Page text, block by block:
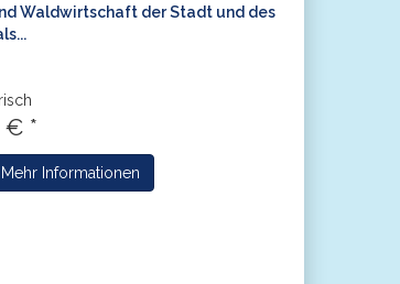
Waldwirtschaft der Stadt und des
€ *
Mehr Informationen